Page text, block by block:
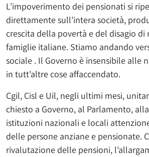
L’impoverimento dei pensionati si
direttamente sull’intera società,
crescita della povertà e del disagio di
famiglie italiane. Stiamo andando
sociale . Il Governo è insensibile alle
in tutt’altre cose affaccendato.
Cgil, Cisl e Uil, negli ultimi mesi,
chiesto a Governo, al Parlamento,
istituzioni nazionali e locali
delle persone anziane e pensionate.
rivalutazione delle pensioni,